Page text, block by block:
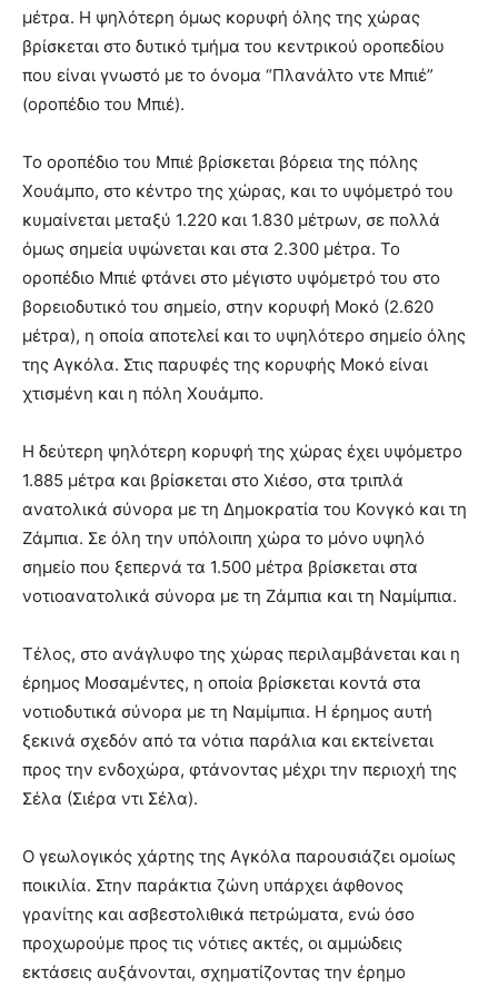
μέτρα. Η ψηλότερη όμως κορυφή όλης της χώρας
βρίσκεται στο δυτικό τμήμα του κεντρικού οροπεδίου
που είναι γνωστό με το όνομα “Πλανάλτο ντε Μπιέ”
(οροπέδιο του Μπιέ).
Το οροπέδιο του Μπιέ βρίσκεται βόρεια της πόλης
Χουάμπο, στο κέντρο της χώρας, και το υψόμετρό του
κυμαίνεται μεταξύ 1.220 και 1.830 μέτρων, σε πολλά
όμως σημεία υψώνεται και στα 2.300 μέτρα. Το
οροπέδιο Μπιέ φτάνει στο μέγιστο υψόμετρό του στο
βορειοδυτικό του σημείο, στην κορυφή Μοκό (2.620
μέτρα), η οποία αποτελεί και το υψηλότερο σημείο όλης
της Αγκόλα. Στις παρυφές της κορυφής Μοκό είναι
χτισμένη και η πόλη Χουάμπο.
Η δεύτερη ψηλότερη κορυφή της χώρας έχει υψόμετρο
1.885 μέτρα και βρίσκεται στο Χιέσο, στα τριπλά
ανατολικά σύνορα με τη Δημοκρατία του Κονγκό και τη
Ζάμπια. Σε όλη την υπόλοιπη χώρα το μόνο υψηλό
σημείο που ξεπερνά τα 1.500 μέτρα βρίσκεται στα
νοτιοανατολικά σύνορα με τη Ζάμπια και τη Ναμίμπια.
Τέλος, στο ανάγλυφο της χώρας περιλαμβάνεται και η
έρημος Μοσαμέντες, η οποία βρίσκεται κοντά στα
νοτιοδυτικά σύνορα με τη Ναμίμπια. Η έρημος αυτή
ξεκινά σχεδόν από τα νότια παράλια και εκτείνεται
προς την ενδοχώρα, φτάνοντας μέχρι την περιοχή της
Σέλα (Σιέρα ντι Σέλα).
Ο γεωλογικός χάρτης της Αγκόλα παρουσιάζει ομοίως
ποικιλία. Στην παράκτια ζώνη υπάρχει άφθονος
γρανίτης και ασβεστολιθικά πετρώματα, ενώ όσο
προχωρούμε προς τις νότιες ακτές, οι αμμώδεις
εκτάσεις αυξάνονται, σχηματίζοντας την έρημο